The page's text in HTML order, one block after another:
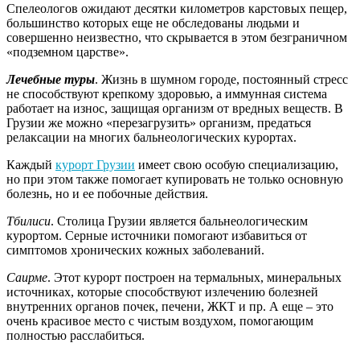
Спелеологов ожидают десятки километров карстовых пещер,
большинство которых еще не обследованы людьми и
совершенно неизвестно, что скрывается в этом безграничном
«подземном царстве».
Лечебные туры. Жизнь в шумном городе, постоянный стресс
не способствуют крепкому здоровью, а иммунная система
работает на износ, защищая организм от вредных веществ. В
Грузии же можно «перезагрузить» организм, предаться
релаксации на многих бальнеологических курортах.
Каждый курорт Грузии имеет свою особую специализацию,
но при этом также помогает купировать не только основную
болезнь, но и ее побочные действия.
Тбилиси. Столица Грузии является бальнеологическим
курортом. Серные источники помогают избавиться от
симптомов хронических кожных заболеваний.
Саирме. Этот курорт построен на термальных, минеральных
источниках, которые способствуют излечению болезней
внутренних органов почек, печени, ЖКТ и пр. А еще – это
очень красивое место с чистым воздухом, помогающим
полностью расслабиться.